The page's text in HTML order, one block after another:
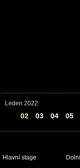
Leden 2022
02 03 04 05
Hlavní stage